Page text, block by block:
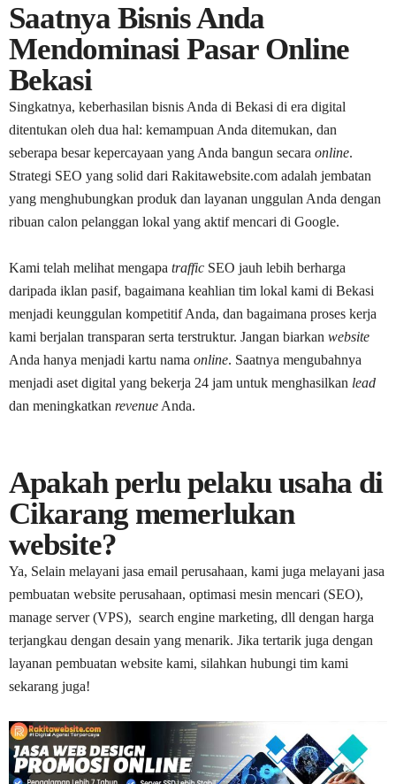
Saatnya Bisnis Anda
Mendominasi Pasar Online
Bekasi
Singkatnya, keberhasilan bisnis Anda di Bekasi di era digital
ditentukan oleh dua hal: kemampuan Anda ditemukan, dan
seberapa besar kepercayaan yang Anda bangun secara online.
Strategi SEO yang solid dari Rakitawebsite.com adalah jembatan
yang menghubungkan produk dan layanan unggulan Anda dengan
ribuan calon pelanggan lokal yang aktif mencari di Google.
Kami telah melihat mengapa traffic SEO jauh lebih berharga
daripada iklan pasif, bagaimana keahlian tim lokal kami di Bekasi
menjadi keunggulan kompetitif Anda, dan bagaimana proses kerja
kami berjalan transparan serta terstruktur. Jangan biarkan website
Anda hanya menjadi kartu nama online. Saatnya mengubahnya
menjadi aset digital yang bekerja 24 jam untuk menghasilkan lead
dan meningkatkan revenueAnda.
Apakah perlu pelaku usaha di
Cikarang memerlukan
website?
Ya, Selain melayani jasa email perusahaan, kami juga melayani jasa
pembuatan website perusahaan, optimasi mesin mencari (SEO),
manage server (VPS), search engine marketing, dll dengan harga
terjangkau dengan desain yang menarik. Jika tertarik juga dengan
layanan pembuatan website kami, silahkan hubungi tim kami
sekarang juga!